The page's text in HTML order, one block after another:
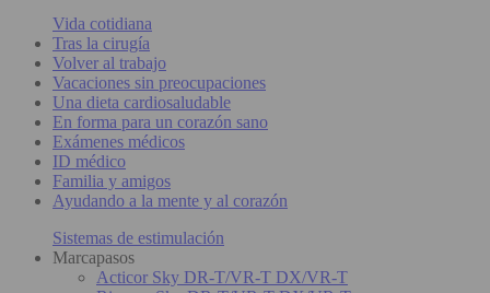
Vida cotidiana
Tras la cirugía
Volver al trabajo
Vacaciones sin preocupaciones
Una dieta cardiosaludable
En forma para un corazón sano
Exámenes médicos
ID médico
Familia y amigos
Ayudando a la mente y al corazón
Sistemas de estimulación
Marcapasos
Acticor Sky DR-T/VR-T DX/VR-T